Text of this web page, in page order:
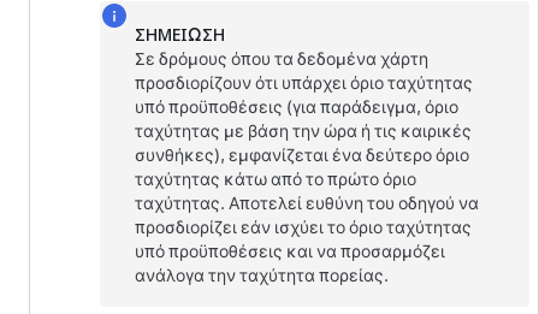
ΣΗΜΕΊΩΣΗ
Σε δρόμους όπου τα δεδομένα χάρτη
προσδιορίζουν ότι υπάρχει όριο ταχύτητας
υπό προϋποθέσεις (για παράδειγμα, όριο
ταχύτητας με βάση την ώρα ή τις καιρικές
συνθήκες), εμφανίζεται ένα δεύτερο όριο
ταχύτητας κάτω από το πρώτο όριο
ταχύτητας. Αποτελεί ευθύνη του οδηγού να
προσδιορίζει εάν ισχύει το όριο ταχύτητας
υπό προϋποθέσεις και να προσαρμόζει
ανάλογα την ταχύτητα πορείας.